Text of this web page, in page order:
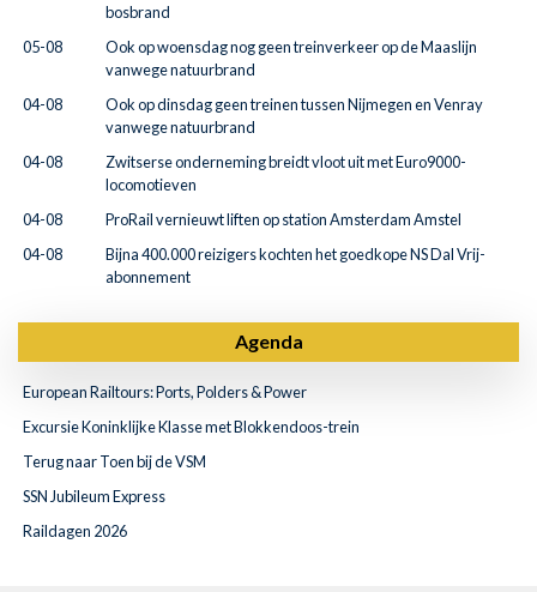
bosbrand
05-08
Ook op woensdag nog geen treinverkeer op de Maaslijn
vanwege natuurbrand
04-08
Ook op dinsdag geen treinen tussen Nijmegen en Venray
vanwege natuurbrand
04-08
Zwitserse onderneming breidt vloot uit met Euro9000-
locomotieven
04-08
ProRail vernieuwt liften op station Amsterdam Amstel
04-08
Bijna 400.000 reizigers kochten het goedkope NS Dal Vrij-
abonnement
Agenda
European Railtours: Ports, Polders & Power
Excursie Koninklijke Klasse met Blokkendoos-trein
Terug naar Toen bij de VSM
SSN Jubileum Express
Raildagen 2026